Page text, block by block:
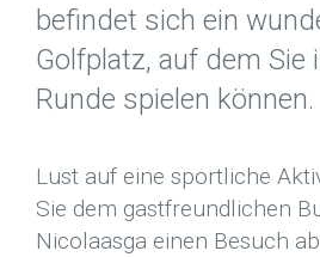
befindet sich ein
Golfplatz, auf dem Sie
Runde spielen können.
Lust auf eine sportliche
Sie dem gastfreundlichen
Nicolaasga einen Besuch